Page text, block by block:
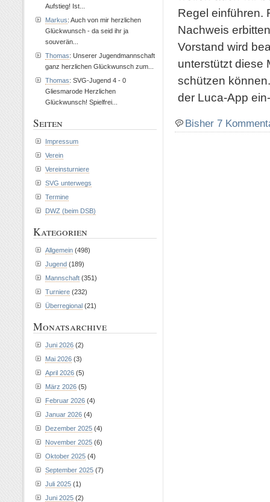
Regel einführen.
Nachweis
Vorstand wird
unterstützt diese
schützen
der Luca-App
Bisher 7
Aufstieg! Ist...
Markus: Auch von mir herzlichen
Glückwunsch - da seid ihr ja
souverän...
Thomas: Unserer Jugendmannschaft
ganz herzlichen Glückwunsch zum...
Thomas: SVG-Jugend 4 - 0
Gliesmarode Herzlichen
Glückwunsch! Spielfrei...
Seiten
Impressum
Verein
Vereinsturniere
SVG unterwegs
Termine
DWZ (beim DSB)
Kategorien
Allgemein (498)
Jugend (189)
Mannschaft (351)
Turniere (232)
Überregional (21)
Monatsarchive
Juni 2026 (2)
Mai 2026 (3)
April 2026 (5)
März 2026 (5)
Februar 2026 (4)
Januar 2026 (4)
Dezember 2025 (4)
November 2025 (6)
Oktober 2025 (4)
September 2025 (7)
Juli 2025 (1)
Juni 2025 (2)